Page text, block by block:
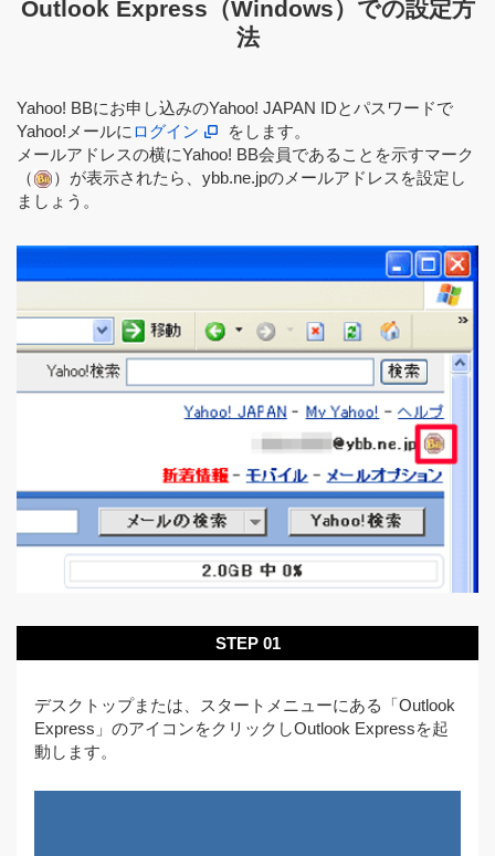
Outlook Express（Windows）での設定方
法
Yahoo! BBにお申し込みのYahoo! JAPAN IDとパスワードで
Yahoo!メールに ログイン
をします。
メールアドレスの横にYahoo! BB会員であることを示すマーク
（
）が表示されたら、ybb.ne.jpのメールアドレスを設定し
ましょう。
STEP 01
デスクトップまたは、スタートメニューにある「Outlook
Express」のアイコンをクリックしOutlook Expressを起
動します。